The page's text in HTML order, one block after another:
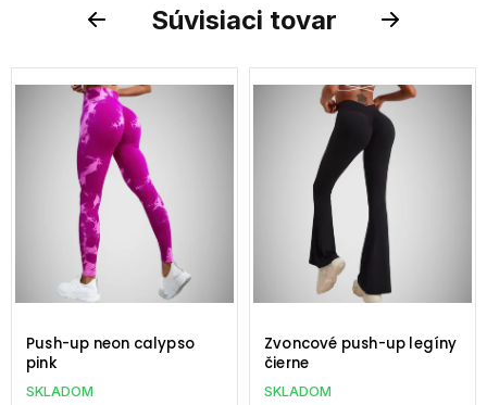
Súvisiaci tovar
Previous
Zvoncové push-up legíny
Push-up
Next